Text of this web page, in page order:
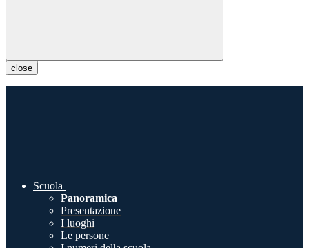
close
Scuola
Panoramica
Presentazione
I luoghi
Le persone